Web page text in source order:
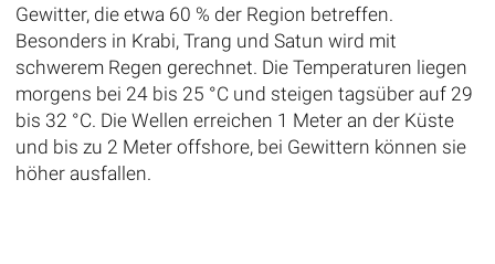
Gewitter, die etwa 60 % der Region betreffen.
Besonders in Krabi, Trang und Satun wird mit
schwerem Regen gerechnet. Die Temperaturen liegen
morgens bei 24 bis 25 °C und steigen tagsüber auf 29
bis 32 °C. Die Wellen erreichen 1 Meter an der Küste
und bis zu 2 Meter offshore, bei Gewittern können sie
höher ausfallen.